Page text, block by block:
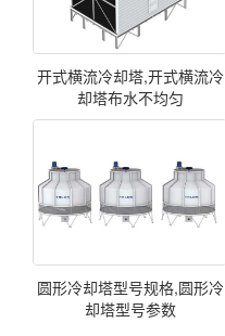
开式横流冷却塔,开式横流冷
却塔布水不均匀
圆形冷却塔型号规格,圆形冷
却塔型号参数